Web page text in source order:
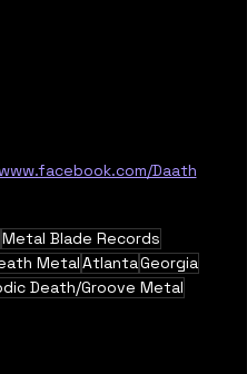
Daath
Metal Blade Records
MetalAtlantaGeorgia
Death/Groove Metal